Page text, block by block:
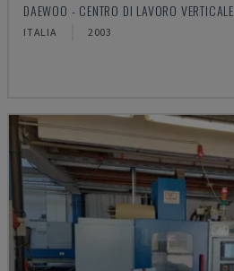
DAEWOO - CENTRO DI LAVORO VERTICALE
ITALIA 2003